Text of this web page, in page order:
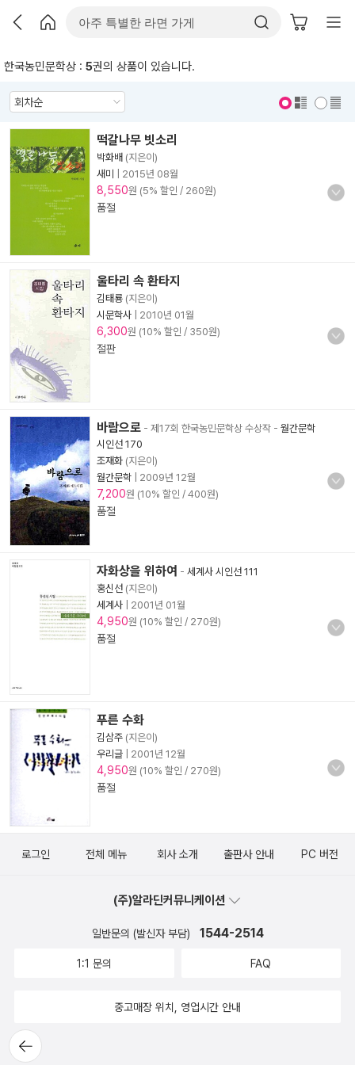
한국농민문학상 : 5권의 상품이 있습니다.
떡갈나무 빗소리
박화배 (지은이)
새미
2015년 08월
8,550원 (5% 할인 / 260원)
품절
울타리 속 환타지
김태룡 (지은이)
시문학사
2010년 01월
6,300원 (10% 할인 / 350원)
절판
바람으로 - 제17회 한국농민문학상 수상작 - 월간문학
시인선 170
조재화 (지은이)
월간문학
2009년 12월
7,200원 (10% 할인 / 400원)
품절
자화상을 위하여 - 세계사 시인선 111
홍신선 (지은이)
세계사
2001년 01월
4,950원 (10% 할인 / 270원)
품절
푸른 수화
김삼주 (지은이)
우리글
2001년 12월
4,950원 (10% 할인 / 270원)
품절
뒤로가
기
로그인 전체 메뉴 회사 소개 출판사 안내 PC 버전
(주)알라딘커뮤니케이션
일반문의 (발신자 부담) 1544-2514
1:1 문의 FAQ
중고매장 위치, 영업시간 안내